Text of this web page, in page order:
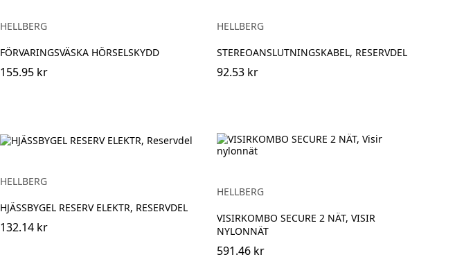
HELLBERG
FÖRVARINGSVÄSKA HÖRSELSKYDD
155.95 kr
HELLBERG
STEREOANSLUTNINGSKABEL, RESERVDEL
92.53 kr
HELLBERG
HJÄSSBYGEL RESERV ELEKTR, RESERVDEL
132.14 kr
HELLBERG
VISIRKOMBO SECURE 2 NÄT, VISIR
NYLONNÄT
591.46 kr